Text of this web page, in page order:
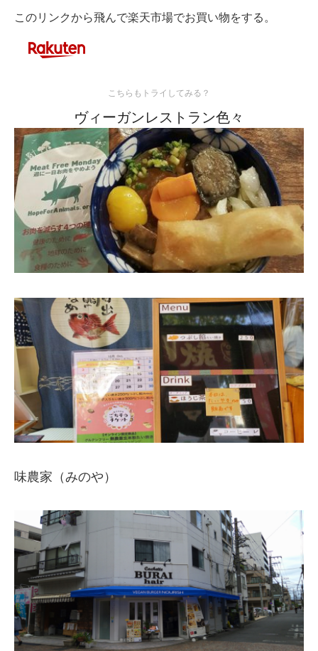
このリンクから飛んで楽天市場でお買い物をする。
こちらもトライしてみる？
ヴィーガンレストラン色々
味農家（みのや）